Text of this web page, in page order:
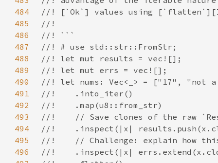
484
485
486
487
488
489
490
491
492
493
494
495
496